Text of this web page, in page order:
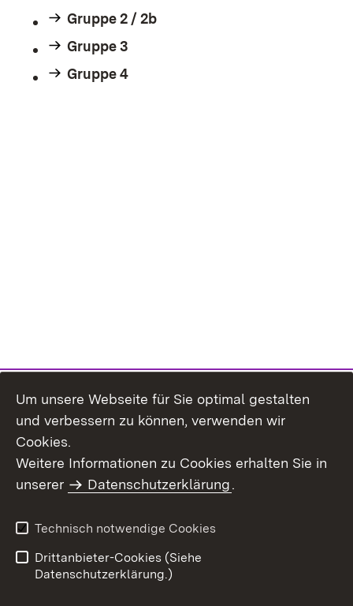
Gruppe 2 / 2b
Gruppe 3
Gruppe 4
Benutzungshinweise
Erklärung zur
Um unsere Webseite für Sie optimal gestalten
und verbessern zu können, verwenden wir
Cookies.
Weitere Informationen zu Cookies erhalten Sie in
unserer
Datenschutzerklärung.
Technisch notwendige Cookies
Drittanbieter-Cookies (Siehe
Datenschutzerklärung.)